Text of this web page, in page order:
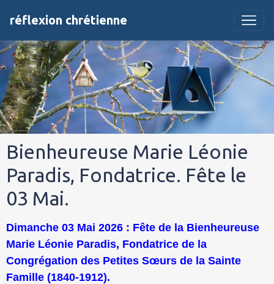
réflexion chrétienne
Bienheureuse Marie Léonie
Paradis, Fondatrice. Fête le
03 Mai.
Dimanche 03 Mai 2026 : Fête de la Bienheureuse
Marie Léonie Paradis, Fondatrice de la
Congrégation des Petites Sœurs de la Sainte
Famille (1840-1912).